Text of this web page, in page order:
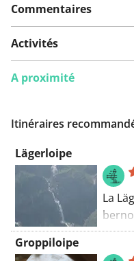
Commentaires
Activités
A proximité
Itinéraires
Lägerloipe
La
dans
Groppiloipe